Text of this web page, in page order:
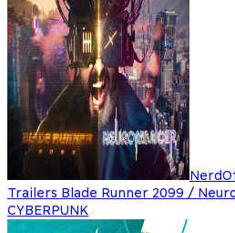
Trailers Blade Runner 2099 /
CYBERPUNK